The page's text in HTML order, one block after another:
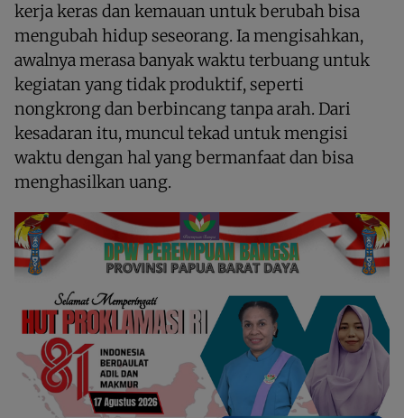
kerja keras dan kemauan untuk berubah bisa
mengubah hidup seseorang. Ia mengisahkan,
awalnya merasa banyak waktu terbuang untuk
kegiatan yang tidak produktif, seperti
nongkrong dan berbincang tanpa arah. Dari
kesadaran itu, muncul tekad untuk mengisi
waktu dengan hal yang bermanfaat dan bisa
menghasilkan uang.